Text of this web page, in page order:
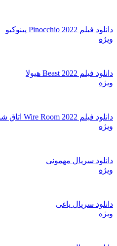
دانلود فیلم Pinocchio 2022 پینوکیو
ویژه
دانلود فیلم Beast 2022 هیولا
ویژه
دانلود فیلم Wire Room 2022 اتاق شنود
ویژه
دانلود سریال مهمونی
ویژه
دانلود سریال یاغی
ویژه